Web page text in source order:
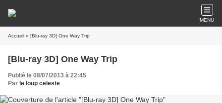
MENU
Accueil » [Blu-ray 3D] One Way Trip
[Blu-ray 3D] One Way Trip
Publié le 08/07/2013 à 22:45
Par le loup celeste